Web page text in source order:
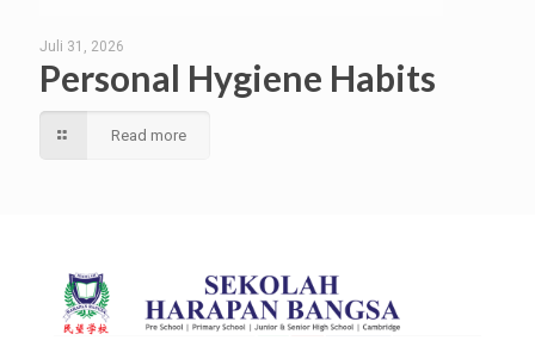
Juli 31, 2026
Personal Hygiene Habits
Read more